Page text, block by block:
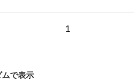
1
ムで表示